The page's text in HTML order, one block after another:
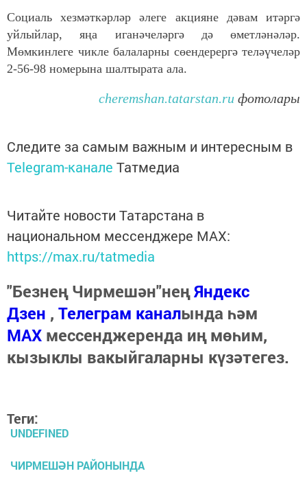
Социаль хезмәткәрләр әлеге акцияне дәвам итәргә
уйлыйлар, яңа иганәчеләргә дә өметләнәләр.
Мөмкинлеге чикле балаларны сөендерергә теләүчеләр
2-56-98 номерына шалтырата ала.
cheremshan.tatarstan.ru фотолары
Следите за самым важным и интересным в
Telegram-канале Татмедиа
Читайте новости Татарстана в
национальном мессенджере MАХ:
https://max.ru/tatmedia
"Безнең Чирмешән"неңЯндекс
Дзен , Телеграм каналында һәм
МАХ мессенджеренда иң мөһим,
кызыклы вакыйгаларны күзәтегез.
Теги:
UNDEFINED
ЧИРМЕШӘН РАЙОНЫНДА